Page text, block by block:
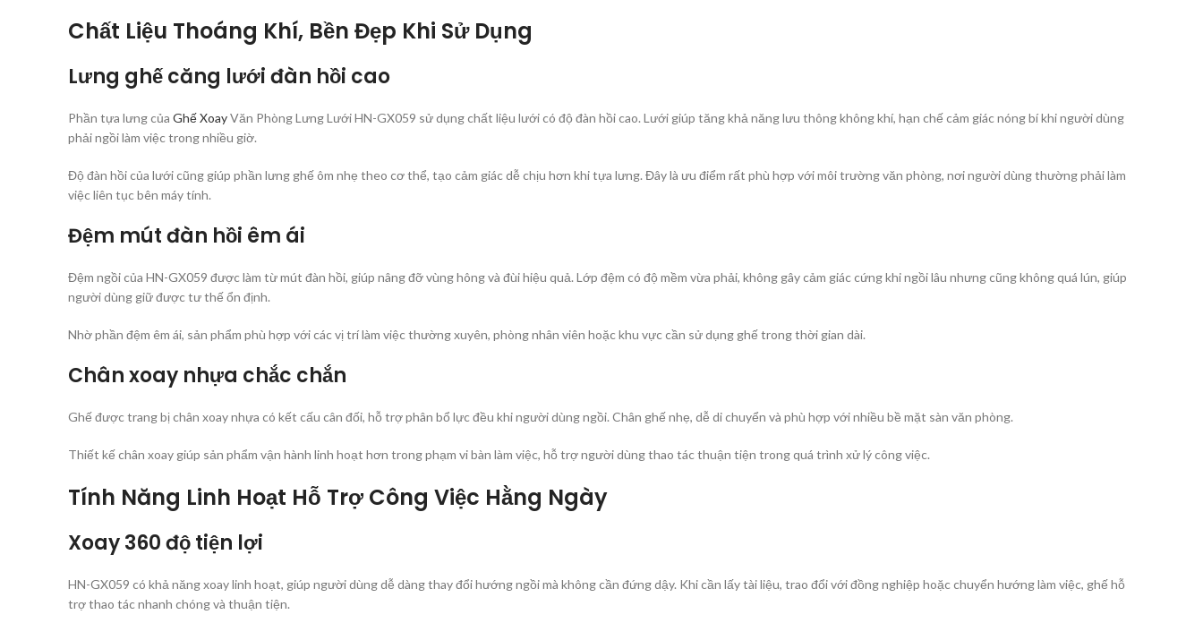
Chất Liệu Thoáng Khí, Bền Đẹp Khi Sử Dụng
Lưng ghế căng lưới đàn hồi cao
Phần tựa lưng của Ghế XoayVăn Phòng Lưng Lưới HN-GX059 sử dụng chất liệu lưới có độ đàn hồi cao. Lưới giúp tăng khả năng lưu thông không khí, hạn chế cảm giác nóng bí khi người dùng
phải ngồi làm việc trong nhiều giờ.
Độ đàn hồi của lưới cũng giúp phần lưng ghế ôm nhẹ theo cơ thể, tạo cảm giác dễ chịu hơn khi tựa lưng. Đây là ưu điểm rất phù hợp với môi trường văn phòng, nơi người dùng thường phải làm
việc liên tục bên máy tính.
Đệm mút đàn hồi êm ái
Đệm ngồi của HN-GX059 được làm từ mút đàn hồi, giúp nâng đỡ vùng hông và đùi hiệu quả. Lớp đệm có độ mềm vừa phải, không gây cảm giác cứng khi ngồi lâu nhưng cũng không quá lún, giúp
người dùng giữ được tư thế ổn định.
Nhờ phần đệm êm ái, sản phẩm phù hợp với các vị trí làm việc thường xuyên, phòng nhân viên hoặc khu vực cần sử dụng ghế trong thời gian dài.
Chân xoay nhựa chắc chắn
Ghế được trang bị chân xoay nhựa có kết cấu cân đối, hỗ trợ phân bổ lực đều khi người dùng ngồi. Chân ghế nhẹ, dễ di chuyển và phù hợp với nhiều bề mặt sàn văn phòng.
Thiết kế chân xoay giúp sản phẩm vận hành linh hoạt hơn trong phạm vi bàn làm việc, hỗ trợ người dùng thao tác thuận tiện trong quá trình xử lý công việc.
Tính Năng Linh Hoạt Hỗ Trợ Công Việc Hằng Ngày
Xoay 360 độ tiện lợi
HN-GX059 có khả năng xoay linh hoạt, giúp người dùng dễ dàng thay đổi hướng ngồi mà không cần đứng dậy. Khi cần lấy tài liệu, trao đổi với đồng nghiệp hoặc chuyển hướng làm việc, ghế hỗ
trợ thao tác nhanh chóng và thuận tiện.